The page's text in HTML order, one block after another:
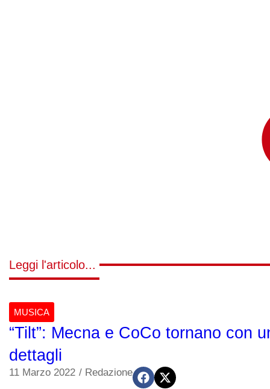
Leggi l'articolo...
MUSICA
“Tilt”: Mecna e CoCo tornano con
dettagli
11 Marzo 2022 / Redazione